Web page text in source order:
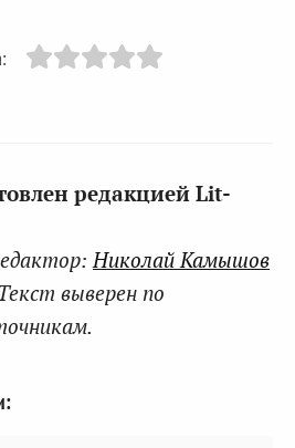
редакцией Lit-
Николай Камышов
выверен по